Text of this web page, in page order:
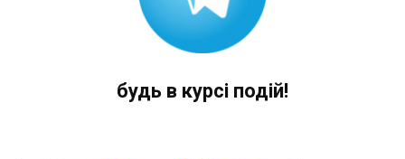
будь в курсі подій!